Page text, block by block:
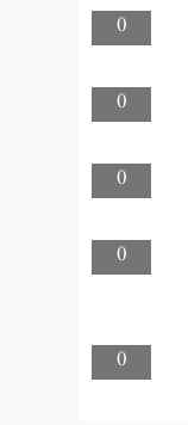
0
0
0
0
0